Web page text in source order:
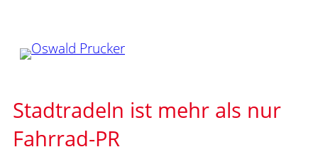
springen
Stadtradeln ist mehr als nur
Fahrrad-PR